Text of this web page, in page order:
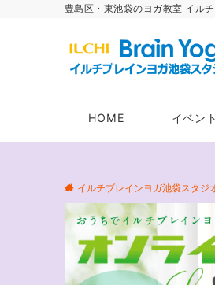
豊島区・東池袋のヨガ教室 イル
HOME イベント
イルチブレインヨガ池袋スタジ